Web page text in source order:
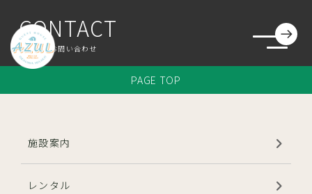
ブログ
CONTACT
ご予約・お問い合わせ
PAGE TOP
施設案内
レンタル